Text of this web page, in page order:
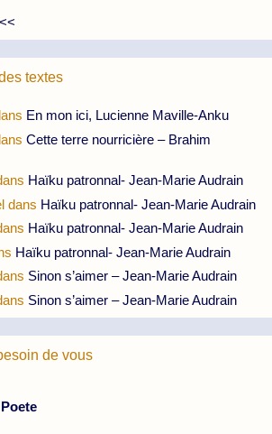
textes
En mon ici, Lucienne Maville-Anku
Cette terre nourricière – Brahim
Haïku patronnal- Jean-Marie Audrain
dans Haïku patronnal- Jean-Marie Audrain
Haïku patronnal- Jean-Marie Audrain
Haïku patronnal- Jean-Marie Audrain
Sinon s’aimer – Jean-Marie Audrain
Sinon s’aimer – Jean-Marie Audrain
de vous